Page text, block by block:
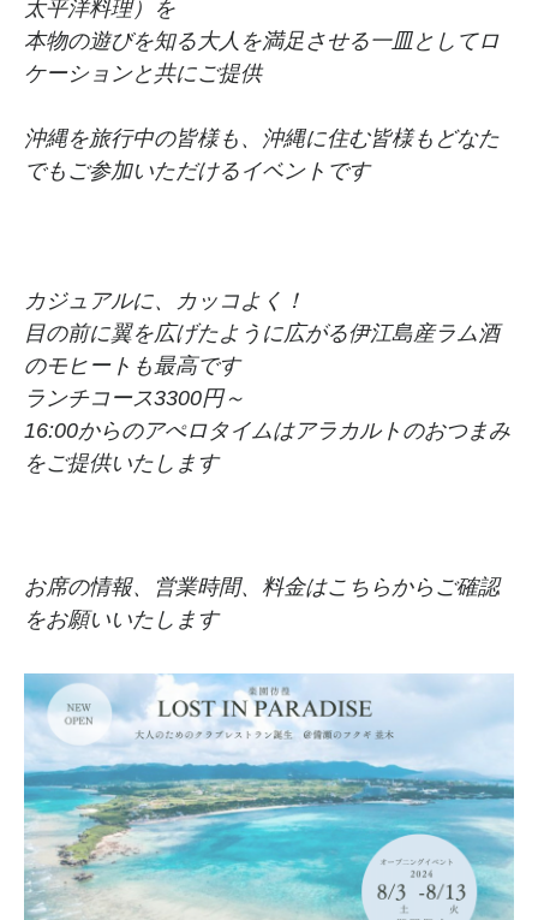
太平洋料理）を
本物の遊びを知る大人を満足させる一皿としてロ
ケーションと共にご提供
沖縄を旅行中の皆様も、沖縄に住む皆様もどなた
でもご参加いただけるイベントです
カジュアルに、カッコよく！
目の前に翼を広げたように広がる伊江島産ラム酒
のモヒートも最高です
ランチコース3300円～
16:00からのアぺロタイムはアラカルトのおつまみ
をご提供いたします
お席の情報、営業時間、料金はこちらからご確認
をお願いいたします